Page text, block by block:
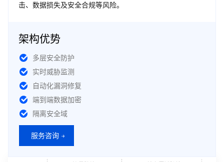
击、数据损失及安全合规等风险。
架构优势
多层安全防护
实时威胁监测
自动化漏洞修复
端到端数据加密
隔离安全域
服务咨询 →